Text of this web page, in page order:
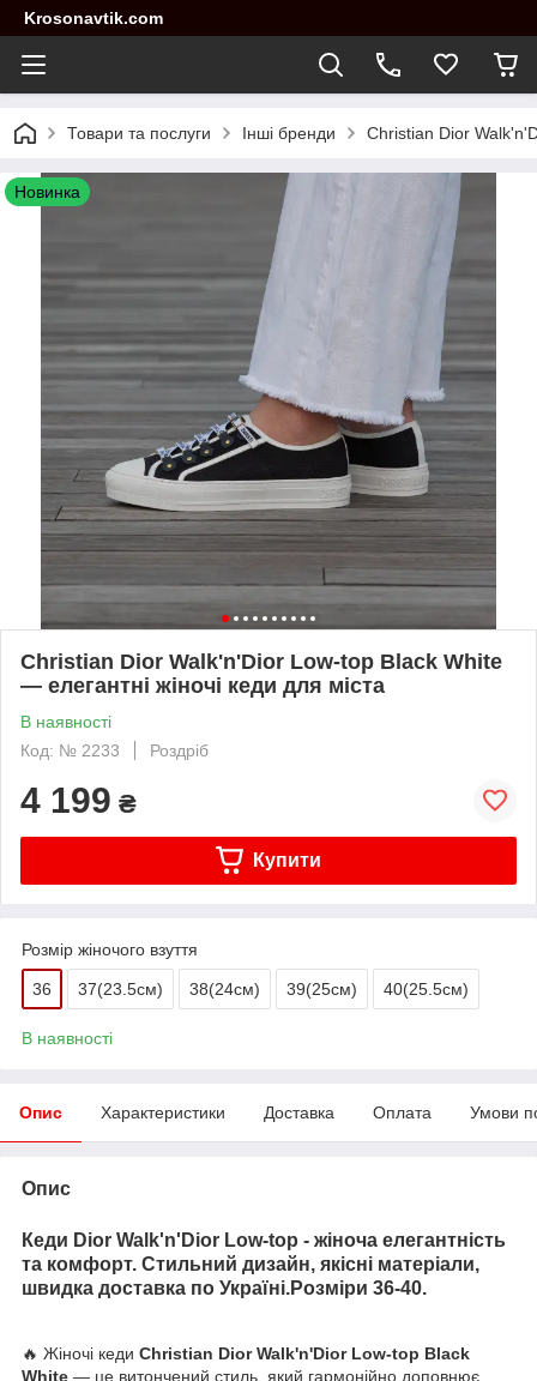
Krosonavtik.com
Товари та послуги Інші бренди Christian Dior
Новинка
Christian Dior Walk'n'Dior Low-top Black White
— елегантні жіночі кеди для міста
В наявності
Код: № 2233
Роздріб
4 199 ₴
Купити
Розмір жіночого взуття
36 37(23.5см) 38(24см) 39(25см) 40(25.5cм)
В наявності
Опис Характеристики Доставка Оплата Умови
Опис
Кеди Dior Walk'n'Dior Low-top - жіноча елегантність
та комфорт. Стильний дизайн, якісні матеріали,
швидка доставка по Україні.Розміри 36-40.
🔥 Жіночі кеди Christian Dior Walk'n'Dior Low-top Black
White — це витончений стиль, який гармонійно доповнює